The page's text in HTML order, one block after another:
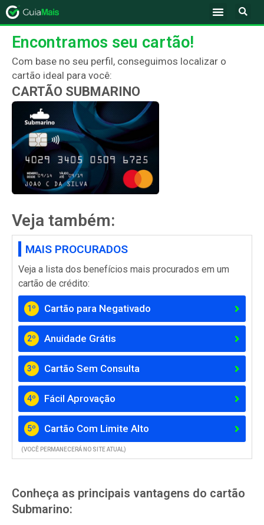
Encontramos seu cartão!
Com base no seu perfil, conseguimos localizar o
cartão ideal para você:
CARTÃO SUBMARINO
Veja também:
MAIS PROCURADOS
Veja a lista dos benefícios mais procurados em um
cartão de crédito:
1º Cartão para Negativado
2º Anuidade Grátis
3º Cartão Sem Consulta
4º Fácil Aprovação
5º Cartão Com Limite Alto
(VOCÊ PERMANECERÁ NO SITE ATUAL)
Conheça as principais vantagens do cartão
Submarino: